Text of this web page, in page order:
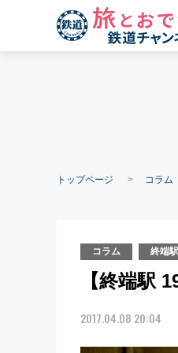
トップページ コラム
コラム 終端駅
【終端駅
2017.04.08 20:04